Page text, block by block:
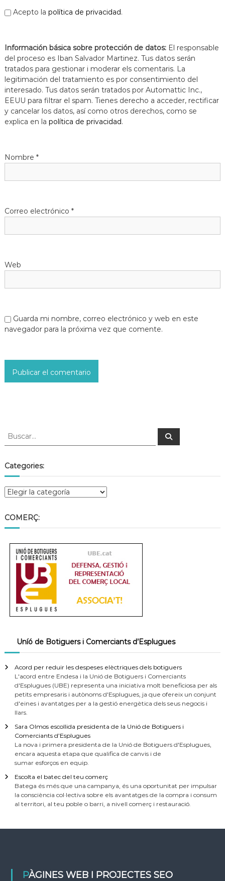
Acepto la política de privacidad.
Información básica sobre protección de datos: El responsable
del proceso es Iban Salvador Martinez. Tus datos serán
tratados para gestionar i moderar els comentaris. La
legitimación del tratamiento es por consentimiento del
interesado. Tus datos serán tratados por Automattic Inc.,
EEUU para filtrar el spam. Tienes derecho a acceder, rectificar
y cancelar los datos, así como otros derechos, como se
explica en la política de privacidad.
Nombre *
Correo electrónico *
Web
Guarda mi nombre, correo electrónico y web en este
navegador para la próxima vez que comente.
Categories:
COMERÇ:
Uníó de Botiguers i Comerciants d’Esplugues
Acord per reduir les despeses elèctriques dels botiguers
L'acord entre Endesa i la Unió de Botiguers i Comerciants
d'Esplugues (UBE) representa una iniciativa molt beneficiosa per als
petits empresaris i autònoms d'Esplugues, ja que ofereix un conjunt
d'eines i avantatges per a la gestió energètica dels seus negocis i
llars.
Sara Olmos escollida presidenta de la Unió de Botiguers i
Comerciants d’Esplugues
La nova i primera presidenta de la Unió de Botiguers d'Esplugues,
encara aquesta etapa que qualifica de canvis i de
sumar esforços en equip.
Escolta el batec del teu comerç
Batega és més que una campanya, és una oportunitat per impulsar
la consciència col·lectiva sobre els avantatges de la compra i consum
al territori, al teu poble o barri, a nivell comerç i restauració.
PÀGINES WEB I PROJECTES SEO